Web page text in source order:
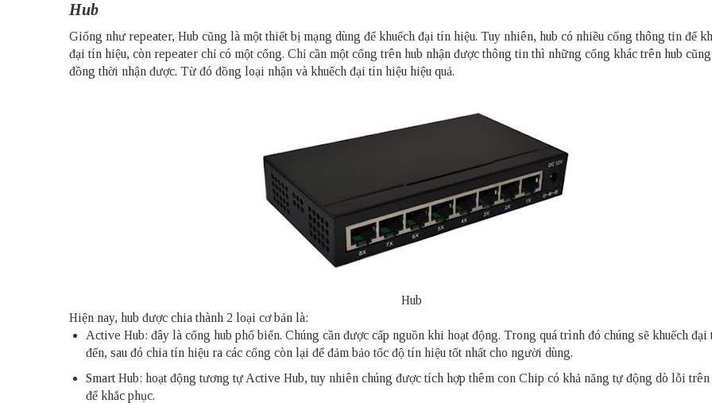
Hub
Giống như repeater, Hub cũng là một thiết bị mạng dùng để khuếch đại tín hiệu. Tuy nhiên, hub có nhiều cổng thông tin để
đại tín hiệu, còn repeater chỉ có một cổng. Chỉ cần một cổng trên hub nhận được thông tin thì những cổng khác trên hub
đồng thời nhận được. Từ đó đồng loại nhận và khuếch đại tín hiệu hiệu quả.
Hub
Hiện nay, hub được chia thành 2 loại cơ bản là:
Active Hub: đây là cổng hub phổ biến. Chúng cần được cấp nguồn khi hoạt động. Trong quá trình đó chúng sẽ khuếch đại
đến, sau đó chia tín hiệu ra các cổng còn lại để đảm bảo tốc độ tín hiệu tốt nhất cho người dùng.
Smart Hub: hoạt động tương tự Active Hub, tuy nhiên chúng được tích hợp thêm con Chip có khả năng tự động dò lỗi trên
để khắc phục.